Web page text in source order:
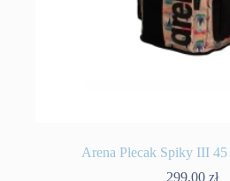
Arena Plecak Spiky III 45
299,00 zł